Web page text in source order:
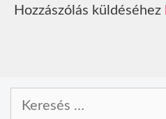
Hozzászólás küldéséhez